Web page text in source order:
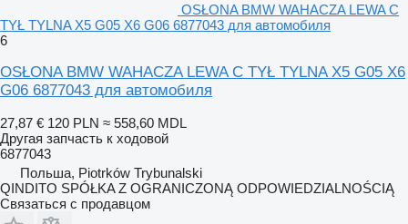
OSŁONA BMW WAHACZA LEWA C
TYŁ TYLNA X5 G05 X6 G06 6877043 для автомобиля
6
OSŁONA BMW WAHACZA LEWA C TYŁ TYLNA X5 G05 X6
G06 6877043 для автомобиля
27,87 € 120 PLN ≈ 558,60 MDL
Другая запчасть к ходовой
6877043
Польша, Piotrków Trybunalski
QINDITO SPÓŁKA Z OGRANICZONĄ ODPOWIEDZIALNOŚCIĄ
Связаться с продавцом